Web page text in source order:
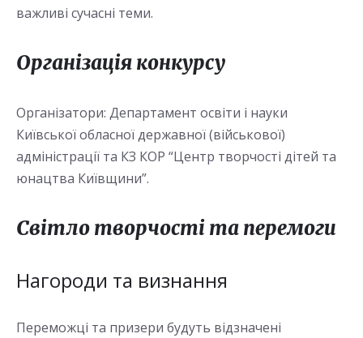
важливі сучасні теми.
Організація конкурсу
Організатори: Департамент освіти і науки
Київської обласної державної (військової)
адміністрації та КЗ КОР “Центр творчості дітей та
юнацтва Київщини”.
Світло творчості та перемоги
Нагороди та визнання
Переможці та призери будуть відзначені